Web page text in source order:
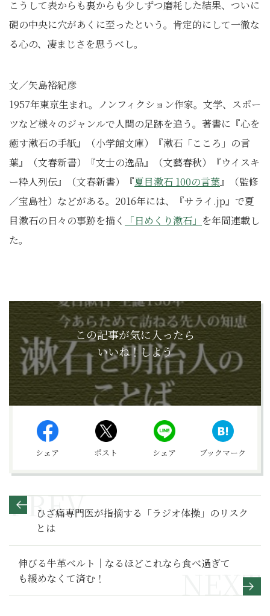
こうして表からも裏からも少しずつ磨耗した結果、ついに
硯の中央に穴があくに至ったという。肯定的にして一徹な
る心の、凄まじさを思うべし。
文／矢島裕紀彦
1957年東京生まれ。ノンフィクション作家。文学、スポー
ツなど様々のジャンルで人間の足跡を追う。著書に『心を
癒す漱石の手紙』（小学館文庫）『漱石「こころ」の言
葉』（文春新書）『文士の逸品』（文藝春秋）『ウイスキ
ー粋人列伝』（文春新書）『夏目漱石 100の言葉』（監修
／宝島社）などがある。2016年には、『サライ.jp』で夏
目漱石の日々の事跡を描く
「日めくり漱石」 を年間連載し
た。
この記事が気に入ったら
いいね！しよう
シェア ポスト シェア ブックマーク
ひざ痛専門医が指摘する「ラジオ体操」のリスク
とは
伸びる牛革ベルト｜なるほどこれなら食べ過ぎて
も緩めなくて済む！